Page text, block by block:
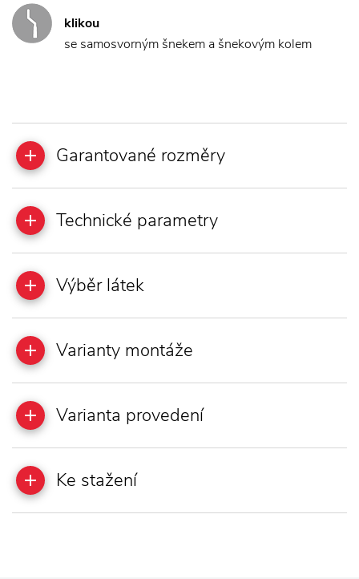
klikou
se samosvorným šnekem a šnekovým kolem
Garantované rozměry
Technické parametry
Výběr látek
Varianty montáže
Varianta provedení
Ke stažení